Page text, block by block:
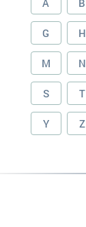
A B
G H
M N
S T
Y Z